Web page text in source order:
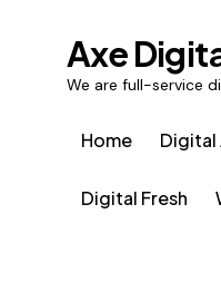
Axe
We are full-service
Home Digital
Digital Fresh